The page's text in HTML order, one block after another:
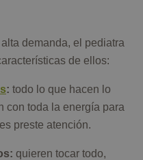
demanda, el pediatra
de ellos:
: todo lo que hacen lo
con toda la energía para
preste atención.
quieren tocar todo,